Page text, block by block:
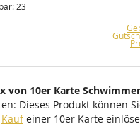
23
von 10er Karte
Dieses Produkt können
Kaufeiner 10er Karte